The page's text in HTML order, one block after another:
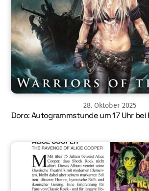
28. Oktober 2025
Doro: Autogrammstunde um 17 Uhr